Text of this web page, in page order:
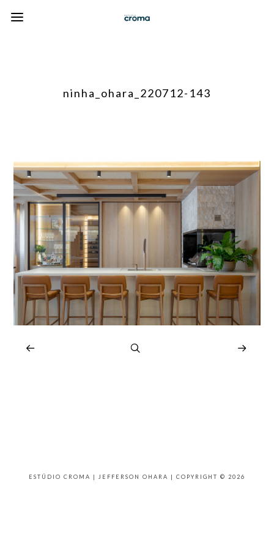
ninha_ohara_220712-143
ESTÚDIO CROMA | JEFFERSON OHARA | COPYRIGHT © 2026